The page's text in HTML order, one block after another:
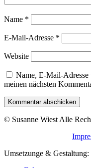
Name *
E-Mail-Adresse *
Website
Name, E-Mail-Adresse
meinen nächsten
Kommentar abschicken
© Susanne Wiest Alle
Umsetzunge & Gestaltung: